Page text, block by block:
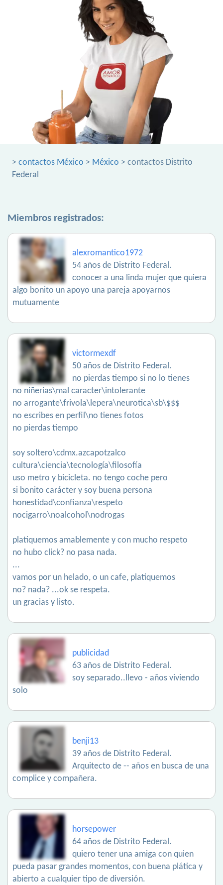
> contactos México > México > contactos Distrito
Federal
Miembros registrados:
alexromantico1972
54 años de Distrito Federal.
conocer a una linda mujer que quiera
algo bonito un apoyo una pareja apoyarnos
mutuamente
victormexdf
50 años de Distrito Federal.
no pierdas tiempo si no lo tienes
no niñerias\mal caracter\intolerante
no arrogante\frivola\lepera\neurotica\sb\$$$
no escribes en perfil\no tienes fotos
no pierdas tiempo
soy soltero\cdmx.azcapotzalco
cultura\ciencia\tecnología\filosofía
uso metro y bicicleta. no tengo coche pero
si bonito carácter y soy buena persona
honestidad\confianza\respeto
nocigarro\noalcohol\nodrogas
platiquemos amablemente y con mucho respeto
no hubo click? no pasa nada.
...
vamos por un helado, o un cafe, platiquemos
no? nada? ...ok se respeta.
un gracias y listo.
publicidad
63 años de Distrito Federal.
soy separado..llevo - años viviendo
solo
benji13
39 años de Distrito Federal.
Arquitecto de -- años en busca de una
complice y compañera.
horsepower
64 años de Distrito Federal.
quiero tener una amiga con quien
pueda pasar grandes momentos, con buena plática y
abierto a cualquier tipo de diversión.